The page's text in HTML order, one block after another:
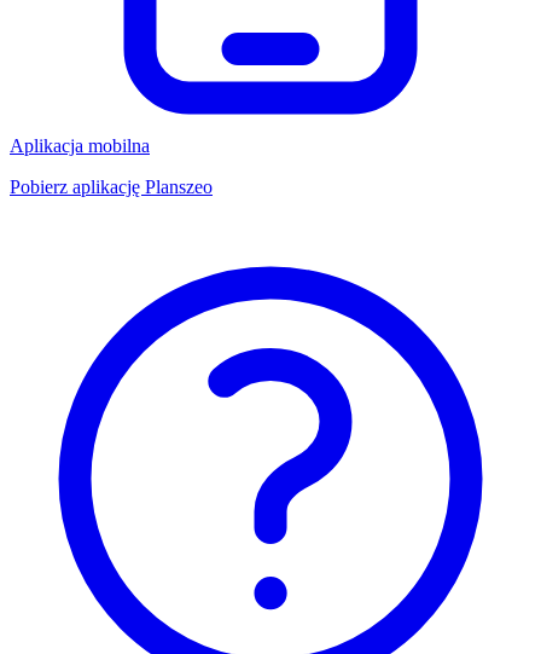
Aplikacja mobilna
Pobierz aplikację Planszeo